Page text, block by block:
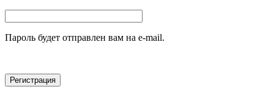
Пароль будет отправлен вам на e-mail.